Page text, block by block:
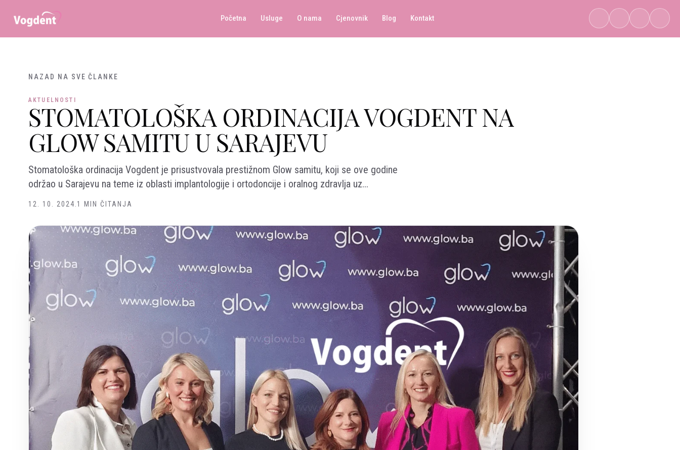
Početna Usluge O nama Cjenovnik Blog Kontakt
NAZAD NA SVE ČLANKE
AKTUELNOSTI
STOMATOLOŠKA ORDINACIJA VOGDENT NA
GLOW SAMITU U SARAJEVU
Stomatološka ordinacija Vogdent je prisustvovala prestižnom Glow samitu, koji se ove godine
održao u Sarajevu na teme iz oblasti implantologije i ortodoncije i oralnog zdravlja uz...
12. 10. 2024. 1 MIN ČITANJA